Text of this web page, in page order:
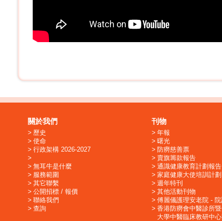
關於我們
歷史
使命
行政架構 2026-2027
無耳牛是什麼
服務範圍
其它聯繫
公開招標 / 報價
聯絡我們
查詢
刊物
年報
曙光
防癆慈善票
賣旗籌款報告
通識健康教育計劃報告
家庭健康大使培訓計劃
週年特刊
其他活動刊物
傅麗儀護理安老院 -
香港防癆會中醫診所
大學中醫臨床教研中